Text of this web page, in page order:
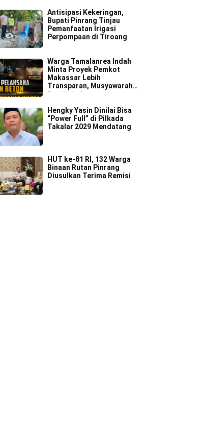
Antisipasi Kekeringan,
Bupati Pinrang Tinjau
Pemanfaatan Irigasi
Perpompaan di Tiroang
Warga Tamalanrea Indah
Minta Proyek Pemkot
Makassar Lebih
Transparan, Musyawarah
Berakhir dengan
Hengky Yasin Dinilai Bisa
“Power Full” di Pilkada
Takalar 2029 Mendatang
HUT ke-81 RI, 132 Warga
Binaan Rutan Pinrang
Diusulkan Terima Remisi